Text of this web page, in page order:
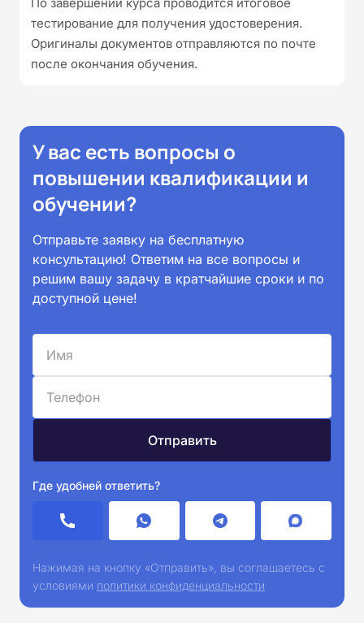
тестирование для получения удостоверения.
Оригиналы документов отправляются по почте
после окончания обучения.
У вас есть вопросы о
повышении квалификации и
обучении?
Отправьте заявку на бесплатную
консультацию! Ответим на все вопросы и
решим вашу задачу в кратчайшие сроки и по
доступной цене!
Где удобней ответить?
Нажимая на кнопку «Отправить», вы соглашаетесь с
условиями политики конфиденциальности